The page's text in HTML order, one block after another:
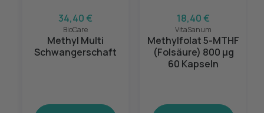
34,40 €
BioCare
Methyl Multi
Schwangerschaft
18,40 €
VitaSanum
Methylfolat 5-MTHF
(Folsäure) 800 μg
60 Kapseln